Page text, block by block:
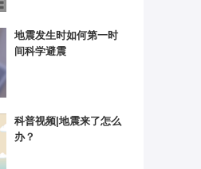
地震发生时如何第一时
间科学避震
科普视频|地震来了怎么
办？